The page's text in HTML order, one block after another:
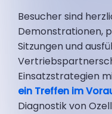
Besucher sind
Demonstrationen,
Sitzungen und
Einsatzstrategien
ein Treffen im
Diagnostik von